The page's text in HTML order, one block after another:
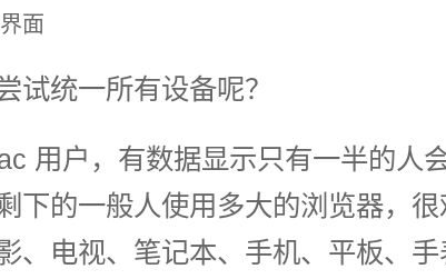
面
试统一所有设备呢？
用户，有数据显示只有一半的人
下的一般人使用多大的浏览器，很
、电视、笔记本、手机、平板、手